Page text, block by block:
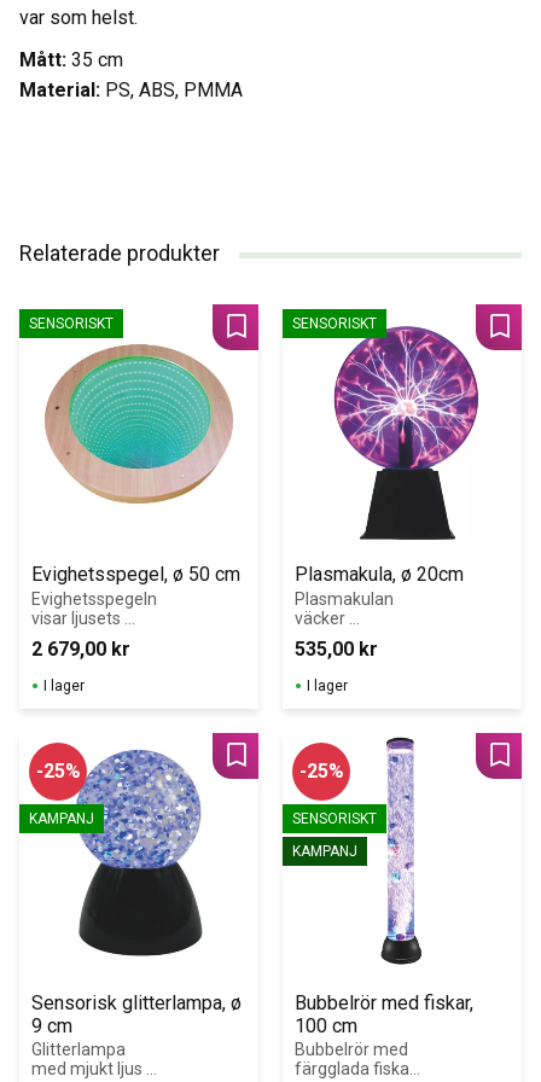
var som helst.
Mått: 35 cm
Material: PS, ABS, PMMA
Relaterade produkter
Evighetsspegel, ø 50 cm
Evighetsspegeln
visar ljusets
magi, väcker
nyfikenhet och
stimulerar barns
kreativitet.
2 679,00 kr
SENSORISKT
Lägg till i favoriter
I lager
Plasmakula, ø 20cm
Plasmakulan
väcker
nyfikenhet,
tränar
finmotorik och
gör lärandet
535,00 kr
SENSORISKT
I lager
Sensorisk glitterlampa, ø
9 cm
Glitterlampa
med mjukt ljus
25%
KAMPANJ
Lägg till i favoriter
Bubbelrör med fiskar,
100 cm
Bubbelrör med
färgglada fiskar
25%
SENSORISKT
KAMPANJ